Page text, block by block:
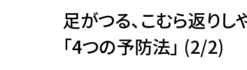
足がつる、こむら返り
「4つの予防法」 (2/2)